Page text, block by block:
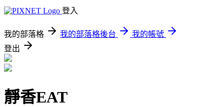
登入
我的部落格 我的部落格後台
我的帳號
登出
靜香EAT